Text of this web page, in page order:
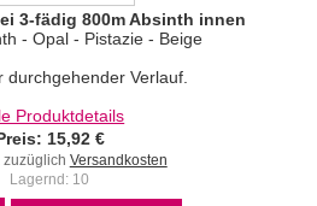
3-fädig 800m Absinth innen
- Opal - Pistazie - Beige
durchgehender Verlauf.
Produktdetails
15,92 €
zuzüglich Versandkosten
Lagernd: 10